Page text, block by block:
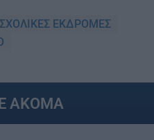
ΣΧΟΛΙΚΕΣ ΕΚΔΡΟΜΕΣ
ΑΚΟΜΑ